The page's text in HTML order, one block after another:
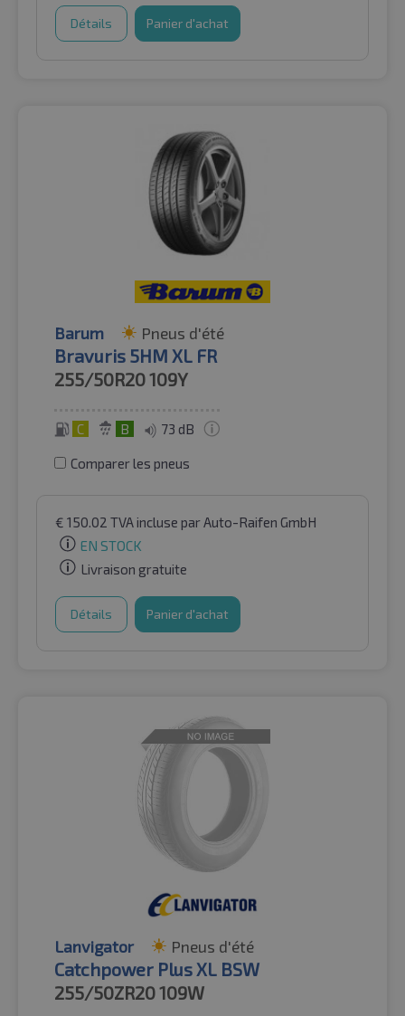
Détails Panier d'achat
Barum Pneus d'été
Bravuris 5HM XL FR
255/50R20109Y
C B 73 dB
Comparer les pneus
€ 150.02 TVA incluse par Auto-Raifen GmbH
EN STOCK
Livraison gratuite
Détails Panier d'achat
Lanvigator Pneus d'été
Catchpower Plus XL BSW
255/50ZR20109W